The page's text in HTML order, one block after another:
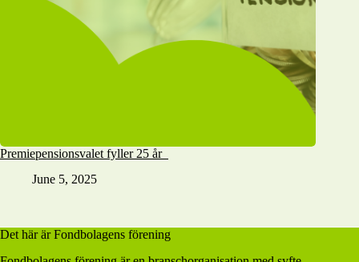
Premiepensionsvalet fyller 25 år
June 5, 2025
Det här är Fondbolagens förening